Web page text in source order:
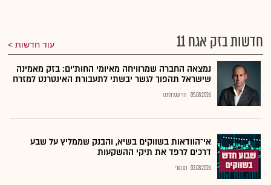
חדשות בזק אגח 11 עוד חדשות
נמצאה החברה שמרוויחה מאיומי החות'ים: בזק מאמינה
שישראל תהפוך לגשר יבשתי לתעבורת האינטרנט למזרח
05.08.2026 חזי שטרנליכט
אי־הוודאות בשווקים בשיא, והבנק שממליץ על שבע
דרכים לרפד את תיקי ההשקעות
03.08.2026 רם מורי